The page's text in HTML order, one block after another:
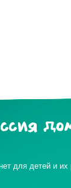
для детей и их